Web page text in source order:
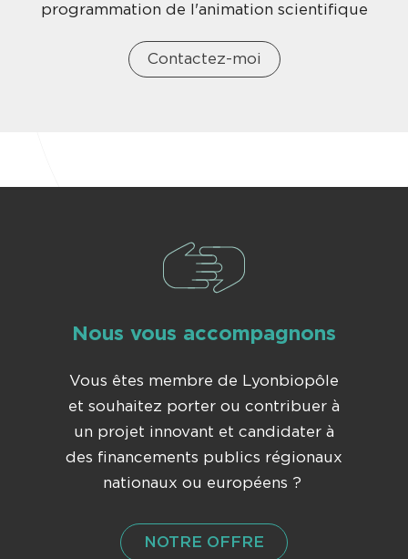
programmation de l'animation scientifique
Contactez-moi
Nous vous accompagnons
Vous êtes membre de Lyonbiopôle
et souhaitez porter ou contribuer à
un projet innovant et candidater à
des financements publics régionaux
nationaux ou européens ?
NOTRE OFFRE